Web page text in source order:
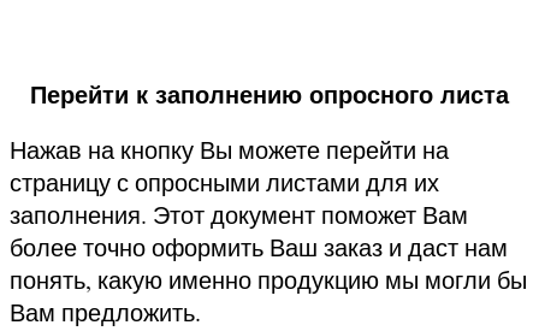
Перейти к заполнению опросного листа
Нажав на кнопку Вы можете перейти на
страницу с опросными листами для их
заполнения. Этот документ поможет Вам
более точно оформить Ваш заказ и даст нам
понять, какую именно продукцию мы могли бы
Вам предложить.